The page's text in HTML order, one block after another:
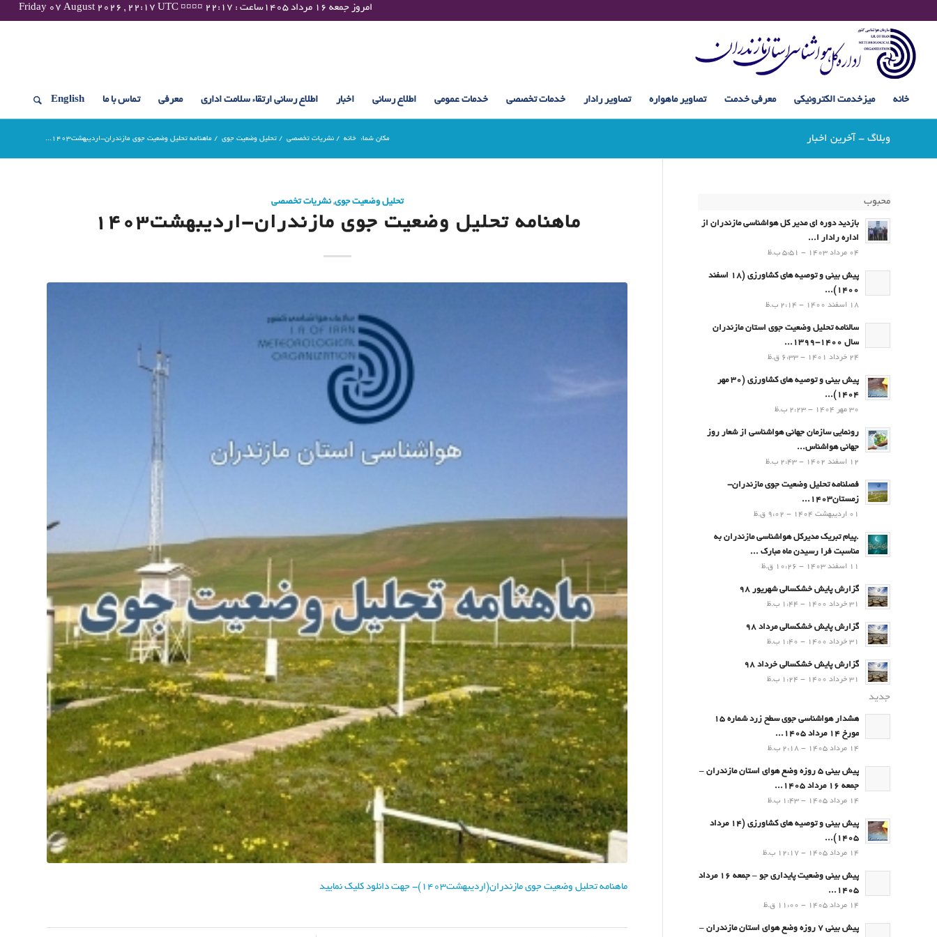
Friday 07 August 2026 , 22:17 UTC ¤¤¤¤ امروز جمعه ۱۶ مرداد ۱۴۰۵ساعت : ۲۲:۱۷
خانه میزخدمت الکترونیکی معرفی خدمت تصاویر ماهواره تصاویر رادار خدمات تخصصی خدمات عمومی اطلاع رسانی اخبار اطلاع رسانی ارتقاء سلامت اداری معرفی تماس با ما English
وبلاگ - آخرین اخبار مکان شما: خانه / نشریات تخصصی / تحلیل وضعیت جوی / ماهنامه تحلیل وضعیت جوی مازندران-اردیبهشت۱۴۰۳...
تحلیل وضعیت جوی,نشریات تخصصی
ماهنامه تحلیل وضعیت جوی مازندران-اردیبهشت۱۴۰۳
ماهنامه تحلیل وضعیت جوی مازندران(اردیبهشت1403)- جهت دانلود کلیک نمایید
محبوب
بازدید دوره ای مدیر کل هواشناسی مازندران از
اداره رادار ا...
04 مرداد 1403 - 5:51 ب.ظ
پیش بینی و توصیه های کشاورزی (18 اسفند
1400)...
18 اسفند 1400 - 2:14 ب.ظ
سالنامه تحلیل وضعیت جوی استان مازندران
سال 1400-1399...
24 خرداد 1401 - 6:33 ق.ظ
پیش بینی و توصیه های کشاورزی (30 مهر
۱۴۰۴)...
30 مهر 1404 - 2:23 ب.ظ
رونمایی سازمان جهانی هواشناسی از شعار روز
جهانی هواشناس...
12 اسفند 1402 - 2:43 ب.ظ
فصلنامه تحلیل وضعیت جوی مازندران-
زمستان۱۴۰۳...
01 اردیبهشت 1404 - 9:02 ق.ظ
.پيام تبريك مدیرکل هواشناسی مازندران به
مناسبت فرا رسيدن ماه مبارك ...
11 اسفند 1403 - 10:26 ق.ظ
گزارش پایش خشکسالی شهریور 98
31 خرداد 1400 - 1:44 ب.ظ
گزارش پایش خشکسالی مرداد 98
31 خرداد 1400 - 1:40 ب.ظ
گزارش پایش خشکسالی خرداد 98
31 خرداد 1400 - 1:24 ب.ظ
جدید
هشدار هواشناسی جوی سطح زرد شماره 15
مورخ 14 مرداد 1405...
14 مرداد 1405 - 2:18 ب.ظ
پیش بینی 5 روزه وضع هوای استان مازندران –
جمعه 16 مرداد 1405...
14 مرداد 1405 - 1:43 ب.ظ
پیش بینی و توصیه های کشاورزی (14 مرداد
۱۴۰۵)...
14 مرداد 1405 - 12:17 ب.ظ
پیش بینی وضعیت پایداری جو – جمعه 16 مرداد
1405...
14 مرداد 1405 - 11:00 ق.ظ
پیش بینی 7 روزه وضع هوای استان مازندران –